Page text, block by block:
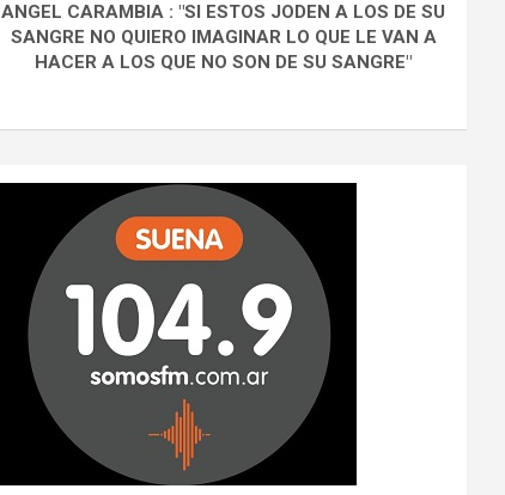
ANGEL CARAMBIA : "SI ESTOS JODEN A LOS DE SU
SANGRE NO QUIERO IMAGINAR LO QUE LE VAN A
HACER A LOS QUE NO SON DE SU SANGRE"